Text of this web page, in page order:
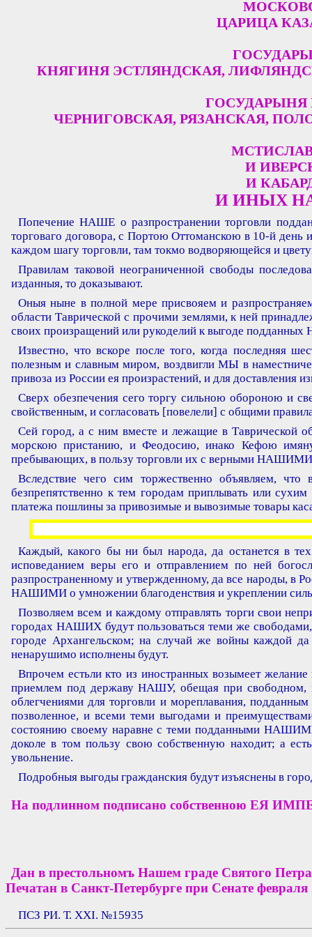
ЦАРИЦА
КНЯГИНЯ ЭСТЛЯНДСКАЯ,
ГОСУДАРЫНЯ
ЧЕРНИГОВСКАЯ, РЯЗАНСКАЯ,
И
И
И ИНЫХ
Попечение НАШЕ о разпространении торговли
торговаго договора, с Портою Оттоманскою в 10-й день
каждом шагу торговли, там токмо водворяющейся и
Правилам таковой неограниченной свободы
изданныя, то доказывают.
Оныя ныне в полной мере присвояем и
области Таврической с прочими землями, к ней
своих произращений или рукоделий к выгоде
Известно, что вскоре после того, когда
полезным и славным миром, воздвигли МЫ в
привоза из России ея произрастений, и для доставления
Сверх обезпечения сего торгу сильною обороною и
свойственным, и согласовать [повелели] с общими
Сей город, а с ним вместе и лежащие в Таврической
морскою пристанию, и Феодосию, инако Кефою
пребывающих, в пользу торговли их с верными
Вследствие чего сим торжественно объявляем,
безпрепятственно к тем городам приплывать или
платежа пошлины за привозимые и вывозимые товары
Каждый, какого бы ни был народа, да останется в
исповеданием веры его и отправлением по ней
разпространенному и утвержденному, да все народы, в
НАШИМИ о умножении благоденствия и укреплении
Позволяем всем и каждому отправлять торги свои
городах НАШИХ будут пользоваться теми же
городе Архангельском; на случай же войны каждой
ненарушимо исполнены будут.
Впрочем естьли кто из иностранных возымеет
приемлем под державу НАШУ, обещая при свободном,
облегчениями для торговли и мореплавания,
позволенное, и всеми теми выгодами и
состоянию своему наравне с теми подданными
доколе в том пользу свою собственную находит; а
увольнение.
Подробныя выгоды гражданския будут изъяснены в
На подлинном подписано собственною ЕЯ
Дан в престольномъ Нашем граде Святого
Печатан в Санкт-Петербурге при Сенате февраля
ПСЗ РИ. Т. XXI. №15935